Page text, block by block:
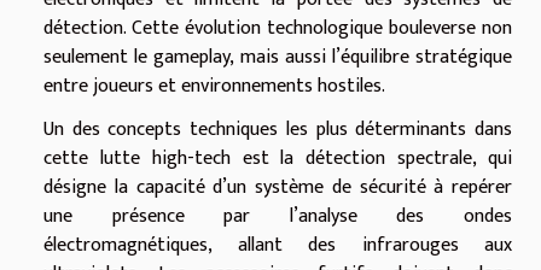
détection. Cette évolution technologique bouleverse non
seulement le gameplay, mais aussi l’équilibre stratégique
entre joueurs et environnements hostiles.
Un des concepts techniques les plus déterminants dans
cette lutte high-tech est la détection spectrale, qui
désigne la capacité d’un système de sécurité à repérer
une présence par l’analyse des ondes
électromagnétiques, allant des infrarouges aux